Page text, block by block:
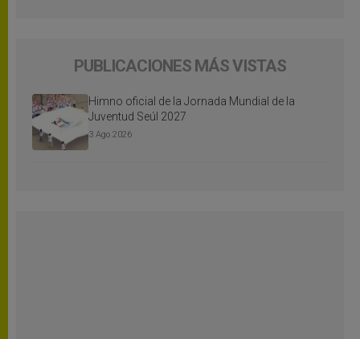
PUBLICACIONES MÁS VISTAS
Himno oficial de la Jornada Mundial de la
Juventud Seúl 2027
3 Ago 2026